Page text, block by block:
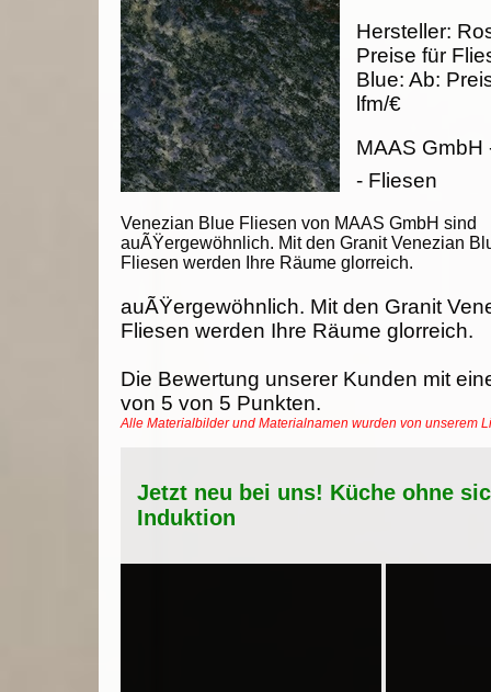
Venezian Blue Fliesen von MAAS GmbH sind
auÃŸergewöhnlich. Mit den Granit Venezian
Fliesen werden Ihre Räume glorreich.
Hersteller:
Preise für
Blue: Ab:
lfm/€
MAAS GmbH
- Fliesen
auÃŸergewöhnlich. Mit den Granit
Fliesen werden Ihre Räume glorreich.
Die Bewertung unserer Kunden mit
von 5 von 5 Punkten.
Alle Materialbilder und Materialnamen wurden von unserem
Jetzt neu bei uns! Küche ohne
Induktion